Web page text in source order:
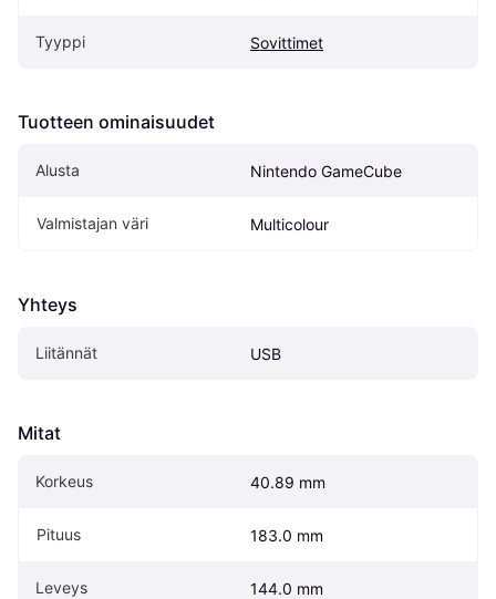
Tyyppi Sovittimet
Tuotteen ominaisuudet
Alusta Nintendo GameCube
Valmistajan väri Multicolour
Yhteys
Liitännät USB
Mitat
Korkeus 40.89 mm
Pituus 183.0 mm
Leveys 144.0 mm